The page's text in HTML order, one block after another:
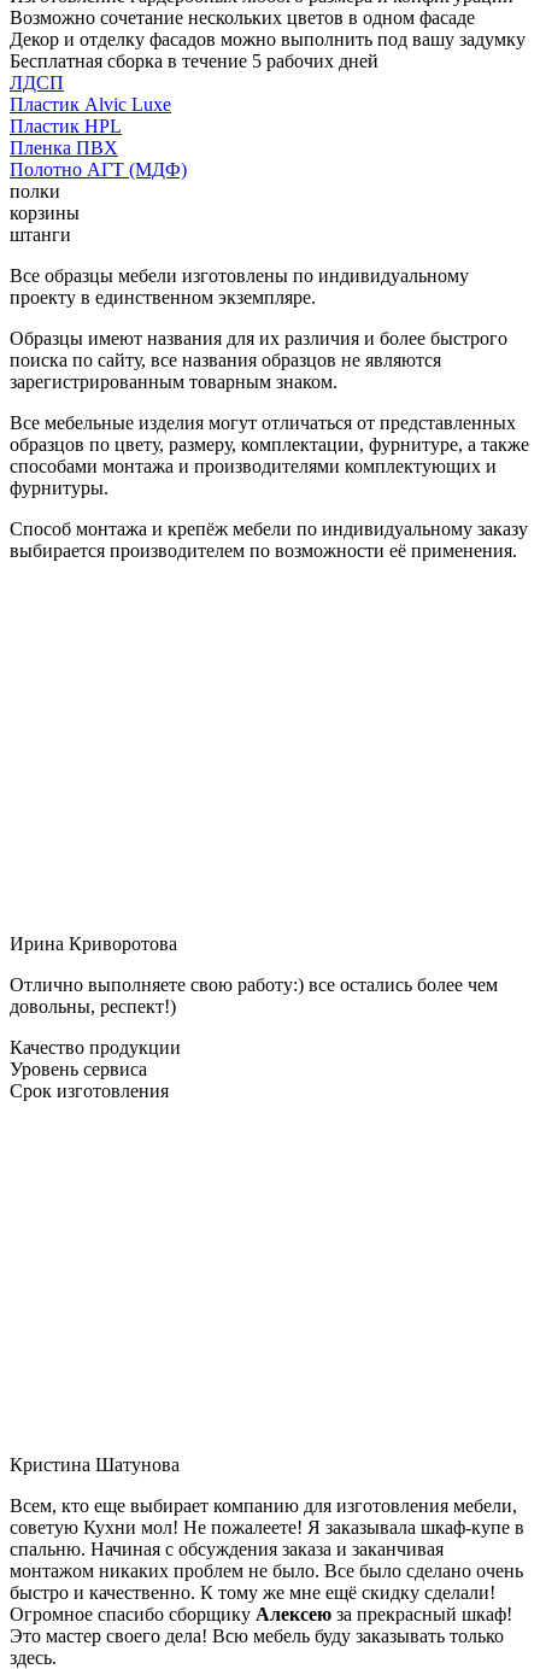
Возможно сочетание нескольких цветов в одном фасаде
Декор и отделку фасадов можно выполнить под вашу задумку
Бесплатная сборка в течение 5 рабочих дней
ЛДСП
Пластик Alvic Luxe
Пластик HPL
Пленка ПВХ
Полотно АГТ (МДФ)
полки
корзины
штанги
Все образцы мебели изготовлены по индивидуальному
проекту в единственном экземпляре.
Образцы имеют названия для их различия и более быстрого
поиска по сайту, все названия образцов не являются
зарегистрированным товарным знаком.
Все мебельные изделия могут отличаться от представленных
образцов по цвету, размеру, комплектации, фурнитуре, а также
способами монтажа и производителями комплектующих и
фурнитуры.
Способ монтажа и крепёж мебели по индивидуальному заказу
выбирается производителем по возможности её применения.
Ирина Криворотова
Отлично выполняете свою работу:) все остались более чем
довольны, респект!)
Качество продукции
Уровень сервиса
Срок изготовления
Кристина Шатунова
Всем, кто еще выбирает компанию для изготовления мебели,
советую Кухни мол! Не пожалеете! Я заказывала шкаф-купе в
спальню. Начиная с обсуждения заказа и заканчивая
монтажом никаких проблем не было. Все было сделано очень
быстро и качественно. К тому же мне ещё скидку сделали!
Огромное спасибо сборщику Алексею за прекрасный шкаф!
Это мастер своего дела! Всю мебель буду заказывать только
здесь.